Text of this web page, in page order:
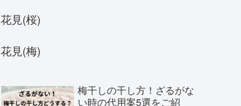
花見(桜)
花見(梅)
梅干しの干し方！ざるがな
い時の代用案5選をご紹